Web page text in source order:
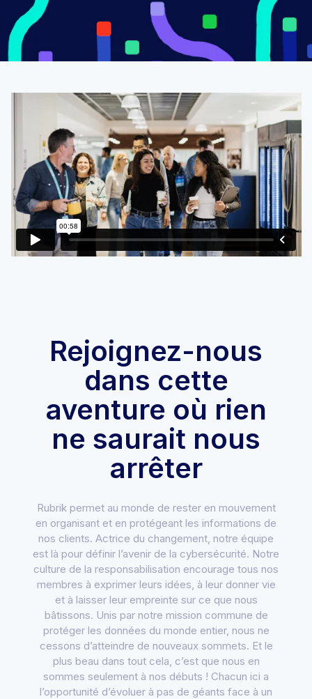
Rejoignez-nous
dans cette
aventure où rien
ne saurait nous
arrêter
Rubrik permet au monde de rester en mouvement
en organisant et en protégeant les informations de
nos clients. Actrice du changement, notre équipe
est là pour définir l’avenir de la cybersécurité. Notre
culture de la responsabilisation encourage tous nos
membres à exprimer leurs idées, à leur donner vie
et à laisser leur empreinte sur ce que nous
bâtissons. Unis par notre mission commune de
protéger les données du monde entier, nous ne
cessons d’atteindre de nouveaux sommets. Et le
plus beau dans tout cela, c’est que nous en
sommes seulement à nos débuts ! Chacun ici a
l’opportunité d’évoluer à pas de géants face à un